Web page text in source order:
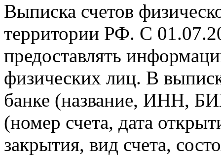
Выписка счетов
территории РФ. С
предоставлять
физических лиц. В
банке (название, ИНН,
(номер счета, дата
закрытия, вид счета,